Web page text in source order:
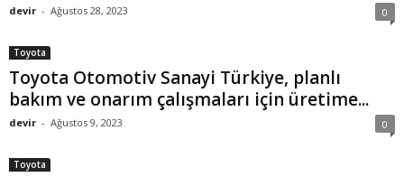
devir - Ağustos 28, 2023 0
Toyota
Toyota Otomotiv Sanayi Türkiye, planlı
bakım ve onarım çalışmaları için üretime...
devir - Ağustos 9, 2023 0
Toyota